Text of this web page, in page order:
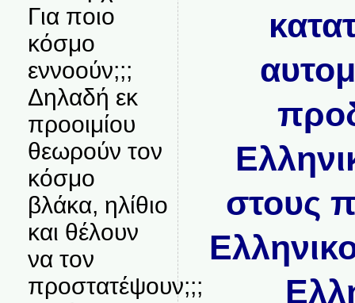
Για ποιο
κόσμο
εννοούν;;;
Δηλαδή εκ
προοιμίου
θεωρούν τον
κόσμο
βλάκα, ηλίθιο
και θέλουν
να τον
προστατέψουν;;;
στους